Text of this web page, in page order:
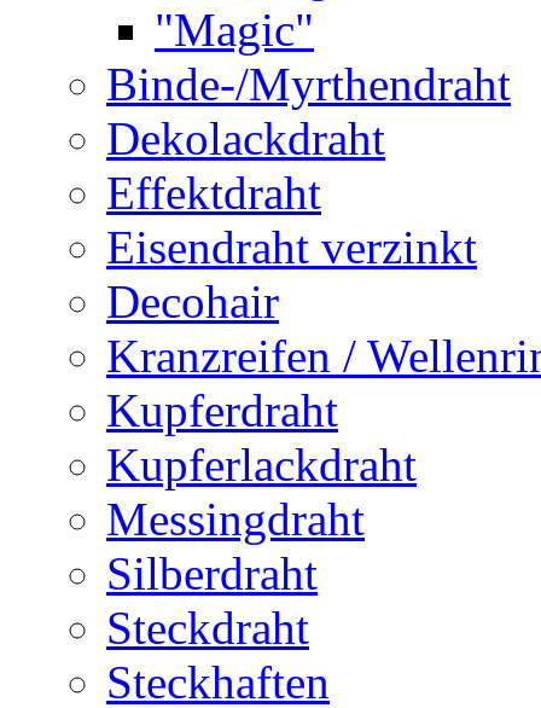
"Magic"
Binde-/Myrthendraht
Dekolackdraht
Effektdraht
Eisendraht verzinkt
Decohair
Kranzreifen /
Kupferdraht
Kupferlackdraht
Messingdraht
Silberdraht
Steckdraht
Steckhaften